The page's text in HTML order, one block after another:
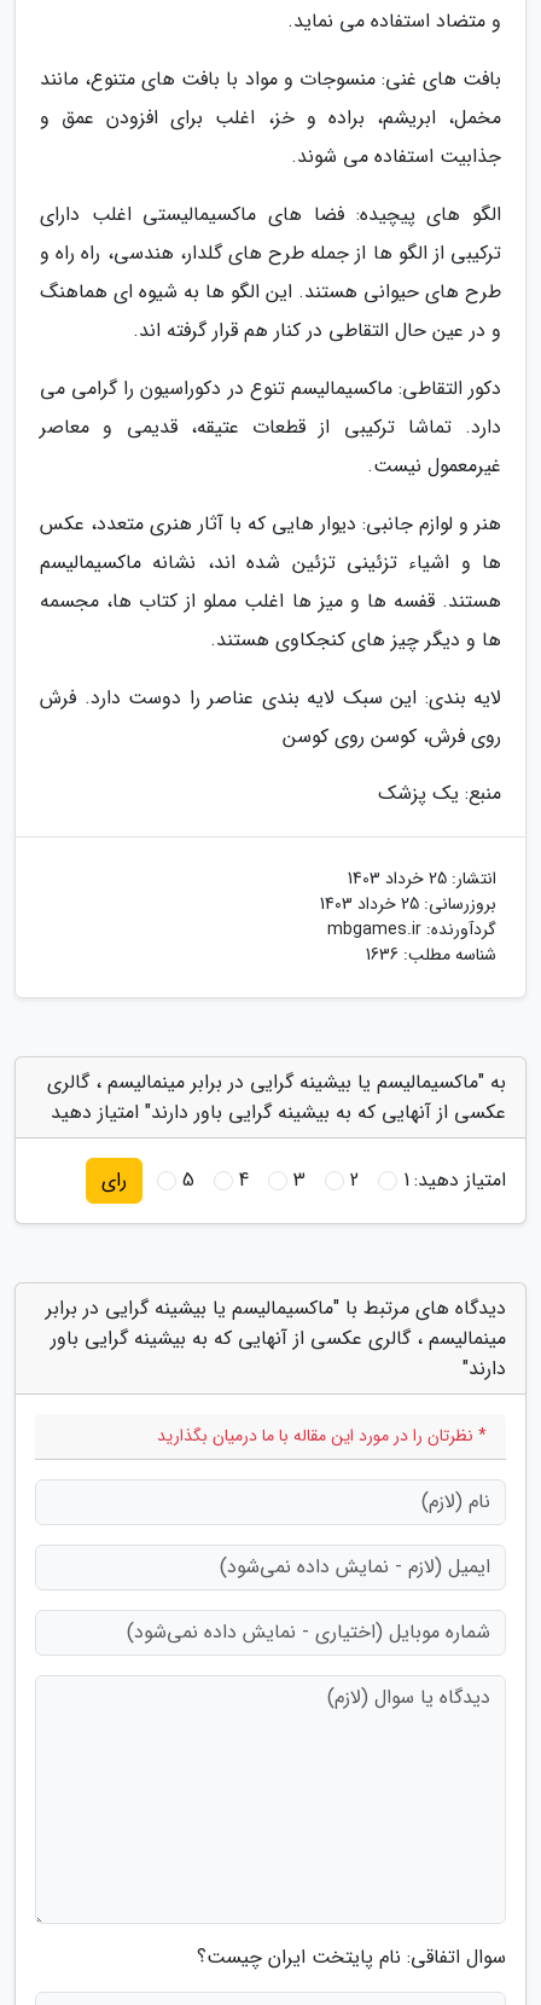
و متضاد استفاده می نماید.
بافت های غنی: منسوجات و مواد با بافت های متنوع، مانند
مخمل، ابریشم، براده و خز، اغلب برای افزودن عمق و
جذابیت استفاده می شوند.
الگو های پیچیده: فضا های ماکسیمالیستی اغلب دارای
ترکیبی از الگو ها از جمله طرح های گلدار، هندسی، راه راه و
طرح های حیوانی هستند. این الگو ها به شیوه ای هماهنگ
و در عین حال التقاطی در کنار هم قرار گرفته اند.
دکور التقاطی: ماکسیمالیسم تنوع در دکوراسیون را گرامی می
دارد. تماشا ترکیبی از قطعات عتیقه، قدیمی و معاصر
غیرمعمول نیست.
هنر و لوازم جانبی: دیوار هایی که با آثار هنری متعدد، عکس
ها و اشیاء تزئینی تزئین شده اند، نشانه ماکسیمالیسم
هستند. قفسه ها و میز ها اغلب مملو از کتاب ها، مجسمه
ها و دیگر چیز های کنجکاوی هستند.
لایه بندی: این سبک لایه بندی عناصر را دوست دارد. فرش
روی فرش، کوسن روی کوسن
منبع: یک پزشک
انتشار: 25 خرداد 1403
بروزرسانی: 25 خرداد 1403
گردآورنده: mbgames.ir
شناسه مطلب: 1636
به "ماکسیمالیسم یا بیشینه گرایی در برابر مینمالیسم ، گالری
عکسی از آنهایی که به بیشینه گرایی باور دارند" امتیاز دهید
امتیاز دهید:1
2
3
4
5 رای
دیدگاه های مرتبط با "ماکسیمالیسم یا بیشینه گرایی در برابر
مینمالیسم ، گالری عکسی از آنهایی که به بیشینه گرایی باور
دارند"
* نظرتان را در مورد این مقاله با ما درمیان بگذارید
سوال اتفاقی: نام پایتخت ایران چیست؟